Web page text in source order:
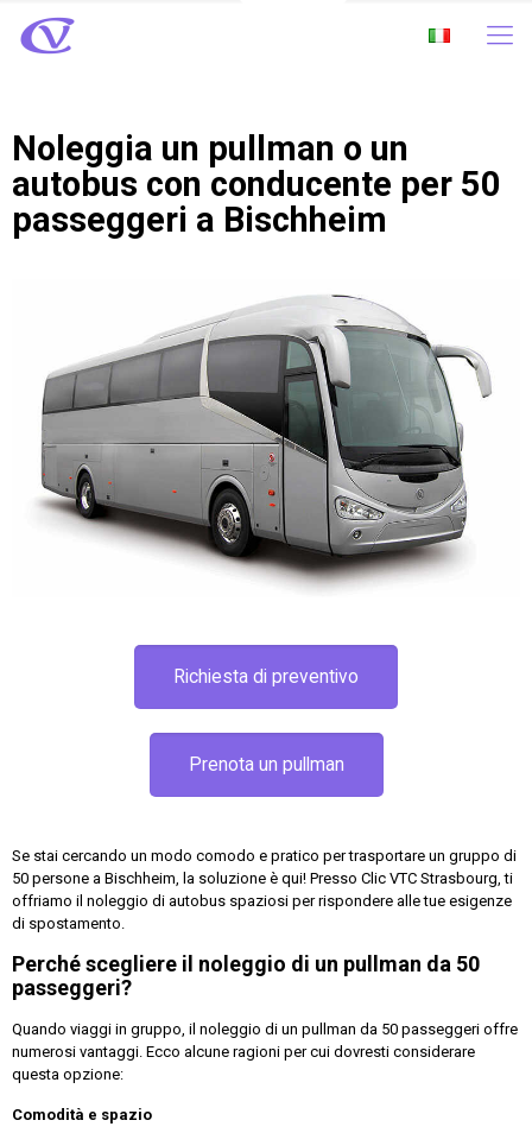
Noleggia un pullman o un
autobus con conducente per 50
passeggeri a Bischheim
Richiesta di preventivo
Prenota un pullman
Se stai cercando un modo comodo e pratico per trasportare un gruppo di
50 persone a Bischheim, la soluzione è qui! Presso Clic VTC Strasbourg, ti
offriamo il noleggio di autobus spaziosi per rispondere alle tue esigenze
di spostamento.
Perché scegliere il noleggio di un pullman da 50
passeggeri?
Quando viaggi in gruppo, il noleggio di un pullman da 50 passeggeri offre
numerosi vantaggi. Ecco alcune ragioni per cui dovresti considerare
questa opzione:
Comodità e spazio